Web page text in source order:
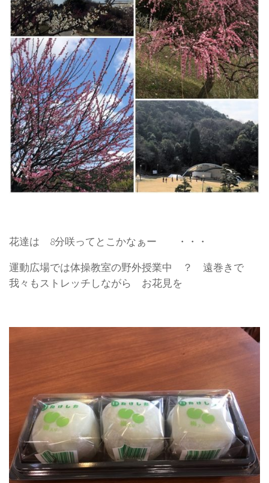
花達は 8分咲ってとこかなぁー ・・・
運動広場では体操教室の野外授業中 ？ 遠巻きで
我々もストレッチしながら お花見を